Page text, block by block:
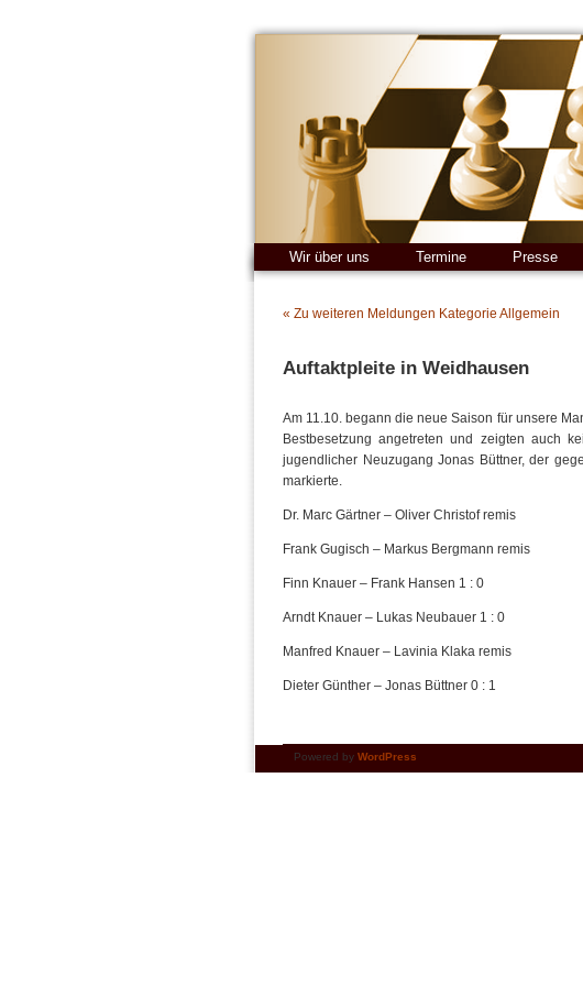
Wir über uns Termine Presse
« Zu weiteren Meldungen Kategorie Allgemein
Auftaktpleite in Weidhausen
Am 11.10. begann die neue Saison für unsere
Bestbesetzung angetreten und zeigten auch
jugendlicher Neuzugang Jonas Büttner, der
markierte.
Dr. Marc Gärtner – Oliver Christof remis
Frank Gugisch – Markus Bergmann remis
Finn Knauer – Frank Hansen 1 : 0
Arndt Knauer – Lukas Neubauer 1 : 0
Manfred Knauer – Lavinia Klaka remis
Dieter Günther – Jonas Büttner 0 : 1
Powered by WordPress